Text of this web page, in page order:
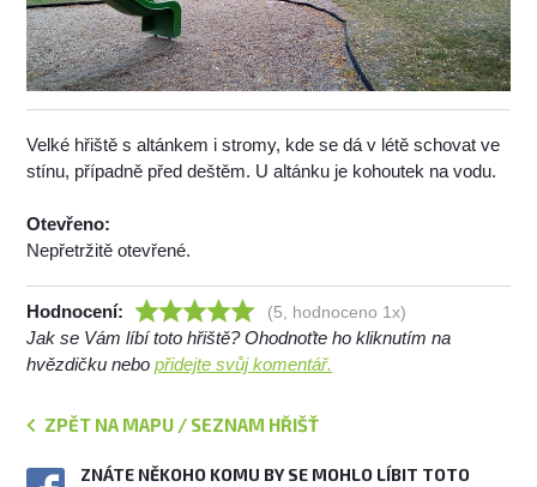
Velké hřiště s altánkem i stromy, kde se dá v létě schovat ve
stínu, případně před deštěm. U altánku je kohoutek na vodu.
Otevřeno:
Nepřetržitě otevřené.
Hodnocení: (5, hodnoceno 1x)
Jak se Vám líbí toto hřiště? Ohodnoťte ho kliknutím na
hvězdičku nebopřidejte svůj komentář.
ZPĚT NA MAPU / SEZNAM HŘIŠŤ
ZNÁTE NĚKOHO KOMU BY SE MOHLO LÍBIT TOTO